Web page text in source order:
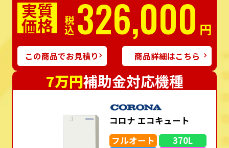
実質
価格 税込326,000 円
この商品でお見積り 商品詳細はこちら
7万円補助金対応機種
コロナ エコキュート
フルオート
370L